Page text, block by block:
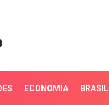
ECONOMIA BRASIL